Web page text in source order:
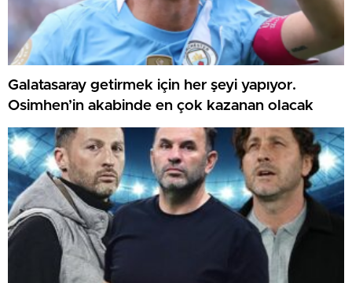
Galatasaray getirmek için her şeyi yapıyor.
Osimhen’in akabinde en çok kazanan olacak